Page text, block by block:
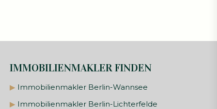
IMMOBILIENMAKLER FINDEN
▶ Immobilienmakler Berlin-Wannsee
▶ Immobilienmakler Berlin-Lichterfelde